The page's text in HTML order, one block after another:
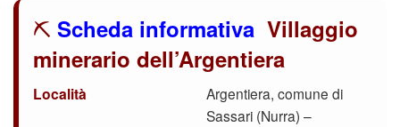
⛏️ Scheda informativa Villaggio
minerario dell’Argentiera
Località
Argentiera, comune di
Sassari (Nurra) –